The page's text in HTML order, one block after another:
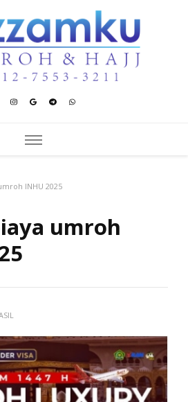
dan Hajj
INHU 2025
umroh